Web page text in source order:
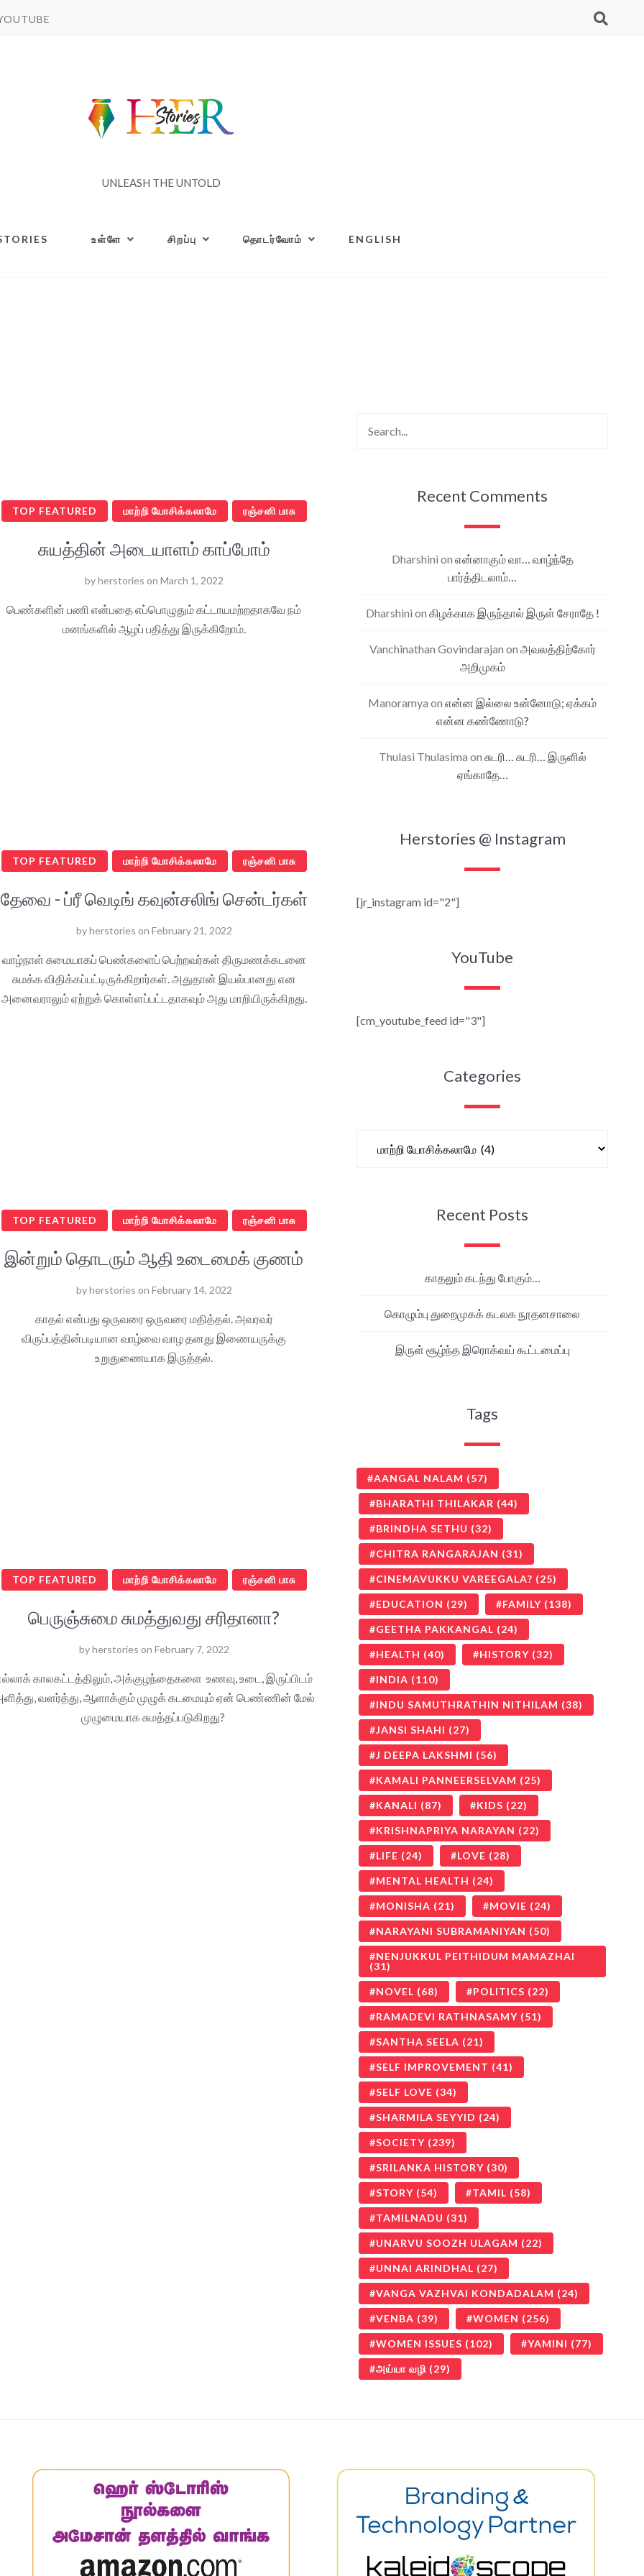
UNLEASH THE UNTOLD
உள்ளே சிறப்பு தொடர்வோம் ENGLISH
TOP FEATURED மாற்றி யோசிக்கலாமே ரஞ்சனி பாசு
சுயத்தின் அடையாளம் காப்போம்
byherstories on March 1, 2022
பெண்களின் பணி என்பதை எப்பொழுதும் கட்டாயமற்றதாகவே நம்
மனங்களில் ஆழப் பதித்து இருக்கிறோம்.
TOP FEATURED மாற்றி யோசிக்கலாமே ரஞ்சனி பாசு
தேவை - ப்ரீ வெடிங் கவுன்சலிங் சென்டர்கள்
byherstories on February 21, 2022
வாழ்நாள் சுமையாகப் பெண்களைப் பெற்றவர்கள் திருமணக்கடனை
சுமக்க விதிக்கப்பட்டிருக்கிறார்கள். அதுதான் இயல்பானது என
அனைவராலும் ஏற்றுக் கொள்ளப்பட்டதாகவும் அது மாறியிருக்கிறது.
TOP FEATURED மாற்றி யோசிக்கலாமே ரஞ்சனி பாசு
இன்றும் தொடரும் ஆதி உடைமைக் குணம்
byherstories on February 14, 2022
காதல் என்பது ஒருவரை ஒருவரை மதித்தல். அவரவர்
விருப்பத்தின்படியான வாழ்வை வாழ தனது இணையருக்கு
உறுதுணையாக இருத்தல்.
TOP FEATURED மாற்றி யோசிக்கலாமே ரஞ்சனி பாசு
பெருஞ்சுமை சுமத்துவது சரிதானா?
byherstories on February 7, 2022
காலகட்டத்திலும், அக்குழந்தைகளை உணவு, உடை, இருப்பிடம்
வளர்த்து, ஆளாக்கும் முழுக் கடமையும் ஏன் பெண்ணின் மேல்
முழுமையாக சுமத்தப்படுகிறது?
Recent Comments
Dharshini on என்னாகும் வா… வாழ்ந்தே
பார்த்திடலாம்…
Dharshini on கிழக்காக இருந்தால் இருள் சேராதே !
Vanchinathan Govindarajan on அவலத்திற்கோர்
அறிமுகம்
Manoramya on என்ன இல்லை உன்னோடு; ஏக்கம்
என்ன கண்ணோடு?
Thulasi Thulasima on சுடரி… சுடரி… இருளில்
ஏங்காதே…
Herstories @ Instagram
[jr_instagram id="2"]
YouTube
[cm_youtube_feed id="3"]
Categories
Recent Posts
காதலும் கடந்து போகும்…
கொழும்பு துறைமுகக் கடலக நூதனசாலை
இருள் சூழ்ந்த இரொக்வய் கூட்டமைப்பு
Tags
AANGAL NALAM (57)
BHARATHI THILAKAR (44)
BRINDHA SETHU (32)
CHITRA RANGARAJAN (31)
CINEMAVUKKU VAREEGALA? (25)
EDUCATION (29) FAMILY (138)
GEETHA PAKKANGAL (24)
HEALTH (40) HISTORY (32)
INDIA (110)
INDU SAMUTHRATHIN NITHILAM (38)
JANSI SHAHI (27)
J DEEPA LAKSHMI (56)
KAMALI PANNEERSELVAM (25)
KANALI (87) KIDS (22)
KRISHNAPRIYA NARAYAN (22)
LIFE (24) LOVE (28)
MENTAL HEALTH (24)
MONISHA (21) MOVIE (24)
NARAYANI SUBRAMANIYAN (50)
NENJUKKUL PEITHIDUM MAMAZHAI
(31)
NOVEL (68) POLITICS (22)
RAMADEVI RATHNASAMY (51)
SANTHA SEELA (21)
SELF IMPROVEMENT (41)
SELF LOVE (34)
SHARMILA SEYYID (24)
SOCIETY (239)
SRILANKA HISTORY (30)
STORY (54) TAMIL (58)
TAMILNADU (31)
UNARVU SOOZH ULAGAM (22)
UNNAI ARINDHAL (27)
VANGA VAZHVAI KONDADALAM (24)
VENBA (39) WOMEN (256)
WOMEN ISSUES (102) YAMINI (77)
அய்யா வழி (29)